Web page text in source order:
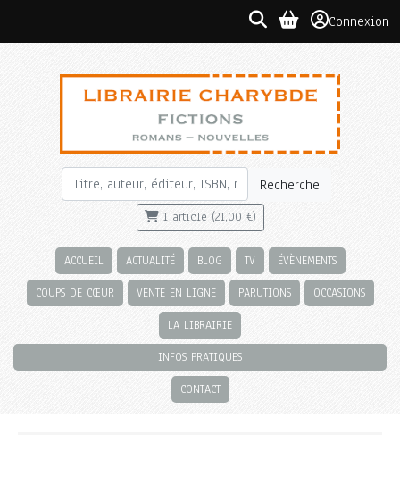
Connexion
Recherche
1 article (21,00 €)
ACCUEIL ACTUALITÉ BLOG TV ÉVÈNEMENTS
COUPS DE CŒUR VENTE EN LIGNE PARUTIONS OCCASIONS
LA LIBRAIRIE
INFOS PRATIQUES
CONTACT